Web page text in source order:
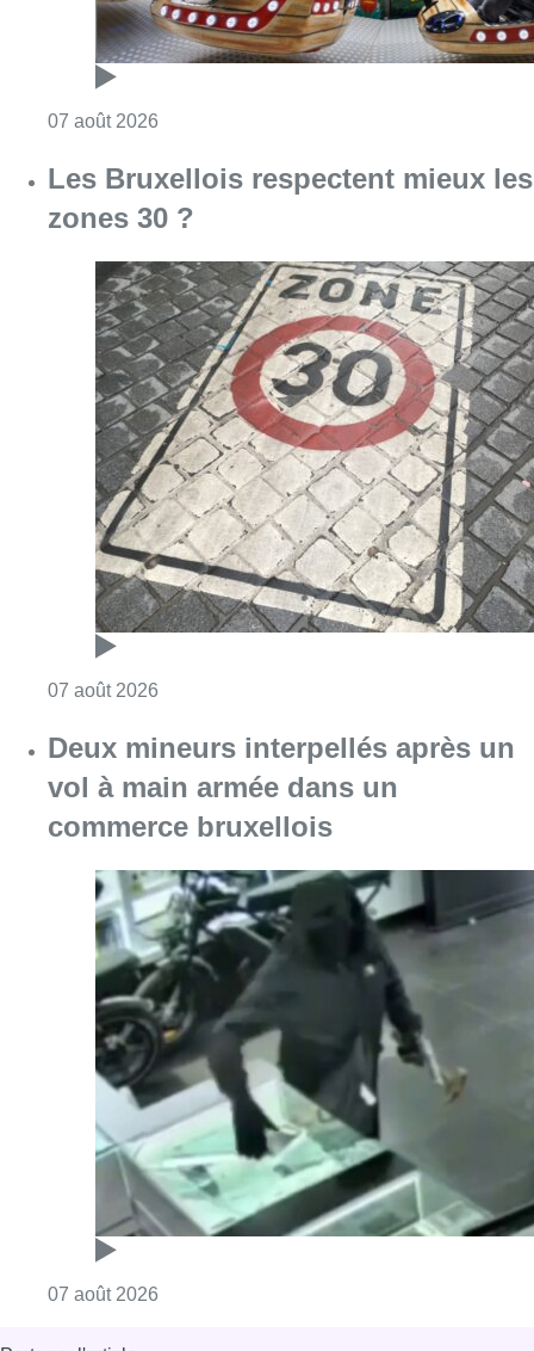
07 août 2026
Les Bruxellois respectent mieux les
zones 30 ?
07 août 2026
Deux mineurs interpellés après un
vol à main armée dans un
commerce bruxellois
07 août 2026